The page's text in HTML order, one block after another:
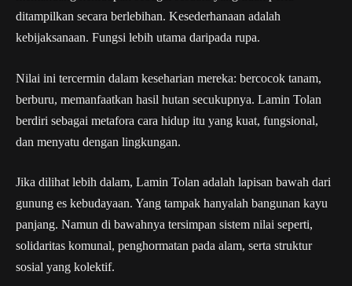
ditampilkan secara berlebihan. Kesederhanaan adalah
kebijaksanaan. Fungsi lebih utama daripada rupa.
Nilai ini tercermin dalam keseharian mereka: bercocok tanam,
berburu, memanfaatkan hasil hutan secukupnya. Lamin Tolan
berdiri sebagai metafora cara hidup itu yang kuat, fungsional,
dan menyatu dengan lingkungan.
Jika dilihat lebih dalam, Lamin Tolan adalah lapisan bawah dari
gunung es kebudayaan. Yang tampak hanyalah bangunan kayu
panjang. Namun di bawahnya tersimpan sistem nilai seperti,
solidaritas komunal, penghormatan pada alam, serta struktur
sosial yang kolektif.